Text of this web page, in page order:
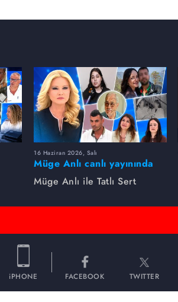
16 Haziran 2026, Salı
Müge Anlı canlı yayınında
dikkat çeken gelişmeler
yaşandı. Kayıp,
Müge Anlı ile Tatlı Sert
iPHONE FACEBOOK TWITTER